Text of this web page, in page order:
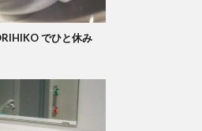
でひと休み